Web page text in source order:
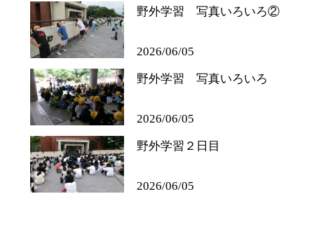
野外学習 写真いろいろ②
2026/06/05
野外学習 写真いろいろ
2026/06/05
野外学習２日目
2026/06/05